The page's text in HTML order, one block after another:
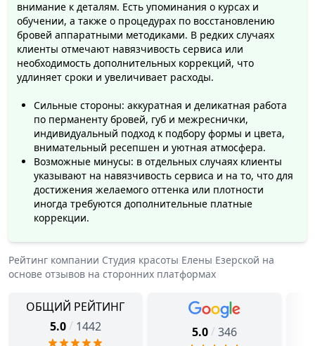
внимание к деталям. Есть упоминания о курсах и
обучении, а также о процедурах по восстановлению
бровей аппаратными методиками. В редких случаях
клиенты отмечают навязчивость сервиса или
необходимость дополнительных коррекций, что
удлиняет сроки и увеличивает расходы.
Сильные стороны: аккуратная и деликатная работа
по перманенту бровей, губ и межреснички,
индивидуальный подход к подбору формы и цвета,
внимательный ресепшен и уютная атмосфера.
Возможные минусы: в отдельных случаях клиенты
указывают на навязчивость сервиса и на то, что для
достижения желаемого оттенка или плотности
иногда требуются дополнительные платные
коррекции.
Рейтинг компании Студия красоты Елены Езерской на
основе отзывов на сторонних платформах
ОБЩИЙ РЕЙТИНГ
5.0 / 1442 5.0 / 346